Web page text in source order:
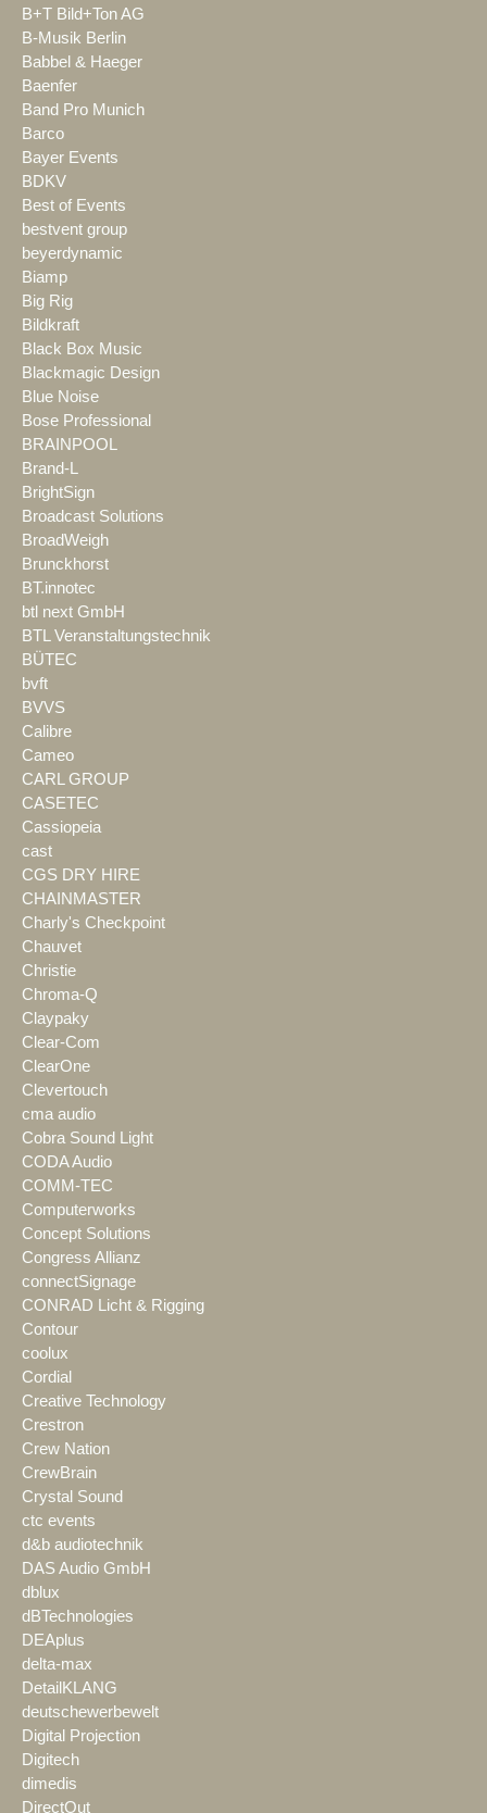
B+T Bild+Ton AG
B-Musik Berlin
Babbel & Haeger
Baenfer
Band Pro Munich
Barco
Bayer Events
BDKV
Best of Events
bestvent group
beyerdynamic
Biamp
Big Rig
Bildkraft
Black Box Music
Blackmagic Design
Blue Noise
Bose Professional
BRAINPOOL
Brand-L
BrightSign
Broadcast Solutions
BroadWeigh
Brunckhorst
BT.innotec
btl next GmbH
BTL Veranstaltungstechnik
BÜTEC
bvft
BVVS
Calibre
Cameo
CARL GROUP
CASETEC
Cassiopeia
cast
CGS DRY HIRE
CHAINMASTER
Charly's Checkpoint
Chauvet
Christie
Chroma-Q
Claypaky
Clear-Com
ClearOne
Clevertouch
cma audio
Cobra Sound Light
CODA Audio
COMM-TEC
Computerworks
Concept Solutions
Congress Allianz
connectSignage
CONRAD Licht & Rigging
Contour
coolux
Cordial
Creative Technology
Crestron
Crew Nation
CrewBrain
Crystal Sound
ctc events
d&b audiotechnik
DAS Audio GmbH
dblux
dBTechnologies
DEAplus
delta-max
DetailKLANG
deutschewerbewelt
Digital Projection
Digitech
dimedis
DirectOut